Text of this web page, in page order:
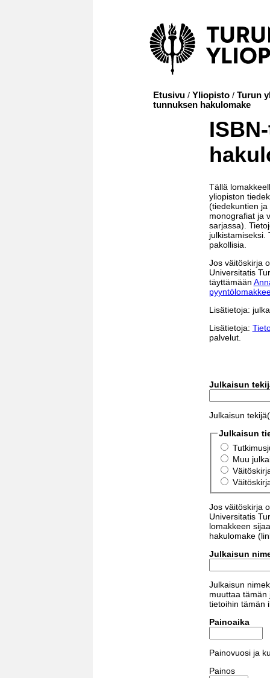
Etusivu / Yliopisto / Turun
tunnuksen hakulomake
Tällä
yliopiston
(tiedekuntien
monografiat ja
sarjassa).
julkistamiseksi.
pakollisia.
Jos väitöskirja
Universitatis
täyttämään
Lisätietoja:
Lisätietoja:
palvelut.
Julkaisun
Julkaisun
Julkaisun
Muu
Jos väitöskirja
Universitatis
lomakkeen
hakulomake
Julkaisun
Julkaisun
muuttaa tämän
tietoihin tämän
Painoaika
Painovuosi ja
Painos